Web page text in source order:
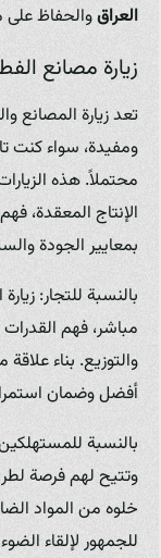
العراقوالحفاظ على
زيارة مصانع
تعد زيارة المصانع
ومفيدة، سواء كنت
محتملاً. هذه
الإنتاج المعقدة،
بمعايير الجودة
بالنسبة للتجار:
مباشر، فهم القدرات
والتوزيع. بناء
أفضل وضمان
بالنسبة
وتتيح لهم فرصة
خلوه من المواد
للجمهور لإلقاء